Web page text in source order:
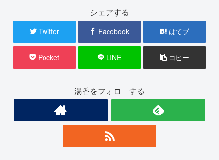
シェアする
Twitter Facebook はてブ
Pocket LINE コピー
湯呑をフォローする